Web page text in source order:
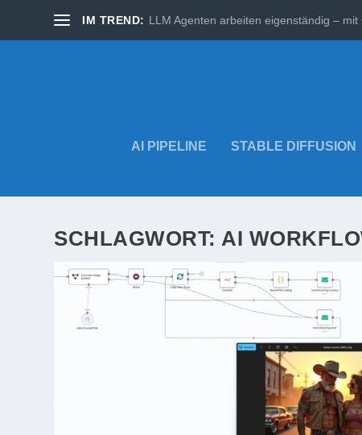
IM TREND: LLM Agenten arbeiten eigenständig – mit
AI PIPELINE STABLE DIFFUSION
SCHLAGWORT: AI